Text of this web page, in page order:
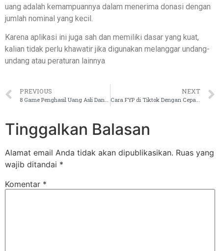
uang adalah kemampuannya dalam menerima donasi dengan
jumlah nominal yang kecil.
Karena aplikasi ini juga sah dan memiliki dasar yang kuat,
kalian tidak perlu khawatir jika digunakan melanggar undang-
undang atau peraturan lainnya
PREVIOUS NEXT
Tinggalkan Balasan
Alamat email Anda tidak akan dipublikasikan. Ruas yang
wajib ditandai *
Komentar *